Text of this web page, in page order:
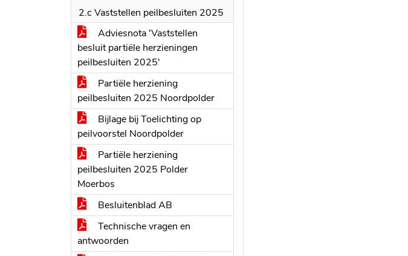
2.c Vaststellen peilbesluiten 2025
Adviesnota 'Vaststellen
besluit partiële herzieningen
peilbesluiten 2025'
Partiële herziening
peilbesluiten 2025 Noordpolder
Bijlage bij Toelichting op
peilvoorstel Noordpolder
Partiële herziening
peilbesluiten 2025 Polder
Moerbos
Besluitenblad AB
Technische vragen en
antwoorden